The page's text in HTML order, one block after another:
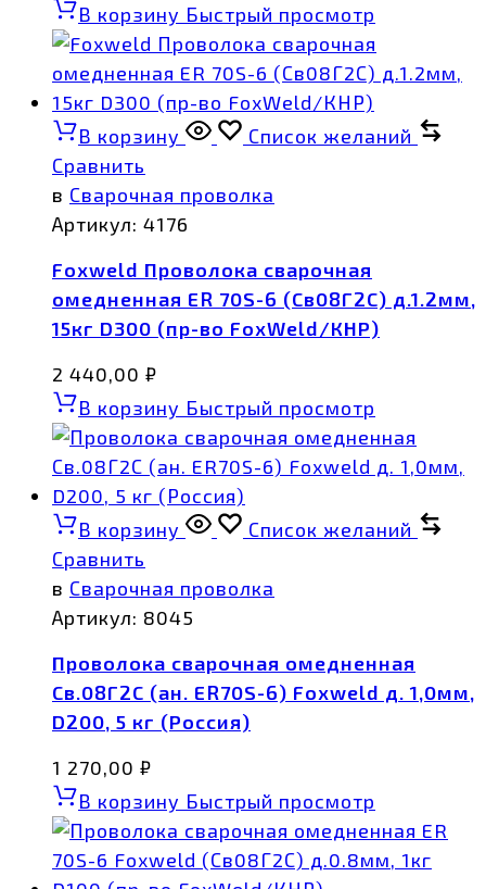
В корзину Быстрый просмотр
В корзину
Список желаний
Сравнить
в Сварочная проволка
Артикул: 4176
Foxweld Проволока сварочная
омедненная ER 70S-6 (Св08Г2С) д.1.2мм,
15кг D300 (пр-во FoxWeld/КНР)
2 440,00 ₽
В корзину Быстрый просмотр
В корзину
Список желаний
Сравнить
в Сварочная проволка
Артикул: 8045
Проволока сварочная омедненная
Св.08Г2С (ан. ER70S-6) Foxweld д. 1,0мм,
D200, 5 кг (Россия)
1 270,00 ₽
В корзину Быстрый просмотр